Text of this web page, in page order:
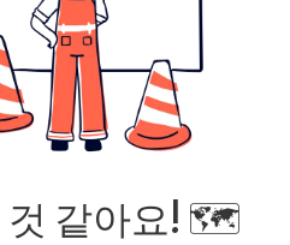
것 같아요! 🗺️